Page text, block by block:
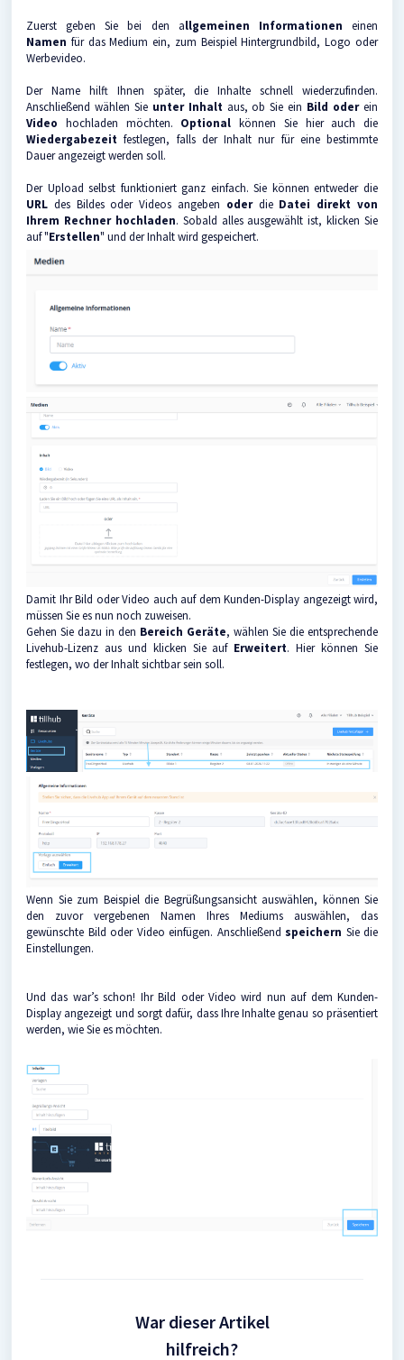
Zuerst geben Sie bei den allgemeinen Informationen einen
Namen für das Medium ein, zum Beispiel Hintergrundbild, Logo oder
Werbevideo.
Der Name hilft Ihnen später, die Inhalte schnell wiederzufinden.
Anschließend wählen Sie unter Inhaltaus, ob Sie ein Bild oderein
Video hochladen möchten. Optional können Sie hier auch die
Wiedergabezeitfestlegen, falls der Inhalt nur für eine bestimmte
Dauer angezeigt werden soll.
Der Upload selbst funktioniert ganz einfach. Sie können entweder die
URL des Bildes oder Videos angeben oder die Datei direkt von
Ihrem Rechner hochladen. Sobald alles ausgewählt ist, klicken Sie
auf "Erstellen" und der Inhalt wird gespeichert.
Damit Ihr Bild oder Video auch auf dem Kunden-Display angezeigt wird,
müssen Sie es nun noch zuweisen.
Gehen Sie dazu in den Bereich Geräte, wählen Sie die entsprechende
Livehub-Lizenz aus und klicken Sie aufErweitert. Hier können Sie
festlegen, wo der Inhalt sichtbar sein soll.
Wenn Sie zum Beispiel die Begrüßungsansicht auswählen, können Sie
den zuvor vergebenen Namen Ihres Mediums auswählen, das
gewünschte Bild oder Video einfügen. Anschließend speichern Sie die
Einstellungen.
Und das war’s schon! Ihr Bild oder Video wird nun auf dem Kunden-
Display angezeigt und sorgt dafür, dass Ihre Inhalte genau so präsentiert
werden, wie Sie es möchten.
War dieser Artikel
hilfreich?